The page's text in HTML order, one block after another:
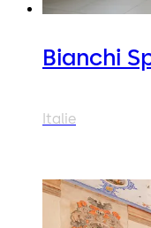
Bianchi
Italie